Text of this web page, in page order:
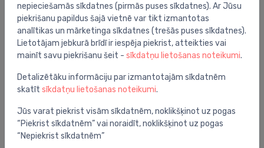
virtuves izlietne Boston (L), viena bļoda, 490x490 mm
/kastē/
Jums varētu arī interesēt
nepieciešamās sīkdatnes (pirmās puses sīkdatnes). Ar Jūsu
piekrišanu papildus šajā vietnē var tikt izmantotas
analītikas un mārketinga sīkdatnes (trešās puses sīkdatnes).
Lietotājam jebkurā brīdī ir iespēja piekrist, atteikties vai
mainīt savu piekrišanu šeit - sīkdatņu lietošanas noteikumi.
Detalizētāku informāciju par izmantotajām sīkdatnēm
skatīt sīkdatņu lietošanas noteikumi.
Jūs varat piekrist visām sīkdatnēm, noklikšķinot uz pogas
“Piekrist sīkdatnēm” vai noraidīt, noklikšķinot uz pogas
“Nepiekrist sīkdatnēm”